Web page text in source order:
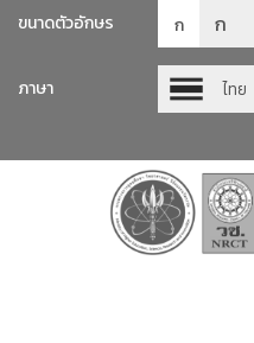
ขนาดตัวอักษร ก ก
ภาษา
ไทย